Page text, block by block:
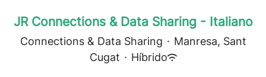
JR Connections & Data Sharing - Italiano
Connections & Data Sharing · Manresa, Sant
Cugat · Híbrido